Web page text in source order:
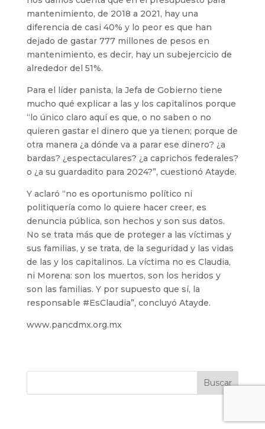
mantenimiento, de 2018 a 2021, hay una
diferencia de casi 40% y lo peor es que han
dejado de gastar 777 millones de pesos en
mantenimiento, es decir, hay un subejercicio de
alrededor del 51%.
Para el líder panista, la Jefa de Gobierno tiene
mucho qué explicar a las y los capitalinos porque
“lo único claro aquí es que, o no saben o no
quieren gastar el dinero que ya tienen; porque de
otra manera ¿a dónde va a parar ese dinero? ¿a
bardas? ¿espectaculares? ¿a caprichos federales?
o ¿a su guardadito para 2024?”, cuestionó Atayde.
Y aclaró “no es oportunismo político ni
politiquería como lo quiere hacer creer, es
denuncia pública, son hechos y son sus datos.
No se trata más que de proteger a las víctimas y
sus familias, y se trata, de la seguridad y las vidas
de las y los capitalinos. La víctima no es Claudia,
ni Morena: son los muertos, son los heridos y
son las familias. Y por supuesto que sí, la
responsable #EsClaudia”, concluyó Atayde.
www.pancdmx.org.mx